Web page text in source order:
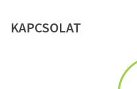
KAPCSOLAT